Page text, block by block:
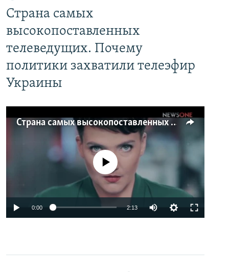
Страна самых
высокопоставленных
телеведущих. Почему
политики захватили телеэфир
Украины
Страна самых высокопоставленных телеведущих. Почему политики захватили телеэфир Украины
No media source currently available
0:00 2:13